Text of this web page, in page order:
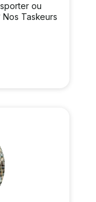
ou
Taskeurs